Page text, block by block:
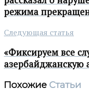
режима
Следующая статья
«Фиксируем все
азербайджанскую
Похожие Статьи